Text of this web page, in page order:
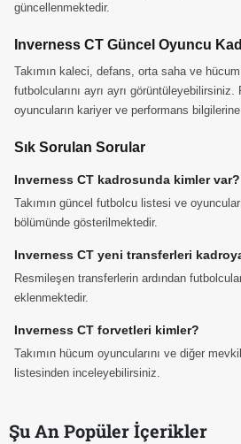
güncellenmektedir.
Inverness CT Güncel Oyuncu
Takımın kaleci, defans, orta saha ve
futbolcularını ayrı ayrı
oyuncuların kariyer ve performans
Sık Sorulan Sorular
Inverness CT kadrosunda kimler var?
Takımın güncel futbolcu listesi ve
bölümünde gösterilmektedir.
Inverness CT yeni transferleri
Resmileşen transferlerin ardından
eklenmektedir.
Inverness CT forvetleri kimler?
Takımın hücum oyuncularını ve diğer
listesinden inceleyebilirsiniz.
Şu An Popüler İçerikler